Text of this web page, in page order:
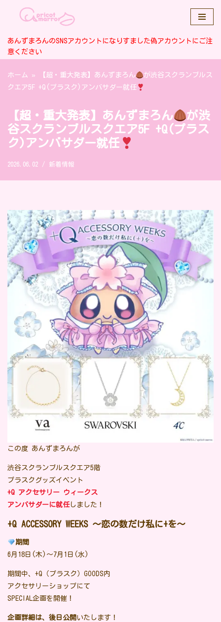
ン
テ
ツ
へ
ッ
プ
あんずまろんのSNSアカウントになりすました偽アカウントにご注
意ください
ホーム » 【超・重大発表】あんずまろん
が渋谷スクランブルス
クエア5F +Q(プラスク)アンバサダー就任
【超・重大発表】あんずまろん
が渋
谷スクランブルスクエア5F +Q(プラス
ク)アンバサダー就任
2026.06.02 新着情報
この度 あんずまろんが
渋谷スクランブルスクエア5階
プラスクグッズイベント
+Q アクセサリー ウィークス
アンバサダーに就任しました！
+Q ACCESSORY WEEKS 〜恋の数だけ私に+を〜
期間
6月18日(木)～7月1日(水)
期間中、+Q（プラスク）GOODS内
アクセサリーショップにて
SPECIAL企画を開催！
企画詳細は、後日公開 いたします！